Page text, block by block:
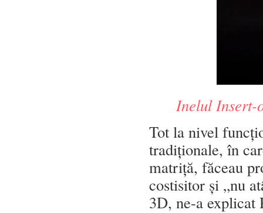
Inelul Insert-
Tot la nivel
tradiționale, în
matriță, făceau
costisitor și „nu
3D, ne-a explicat